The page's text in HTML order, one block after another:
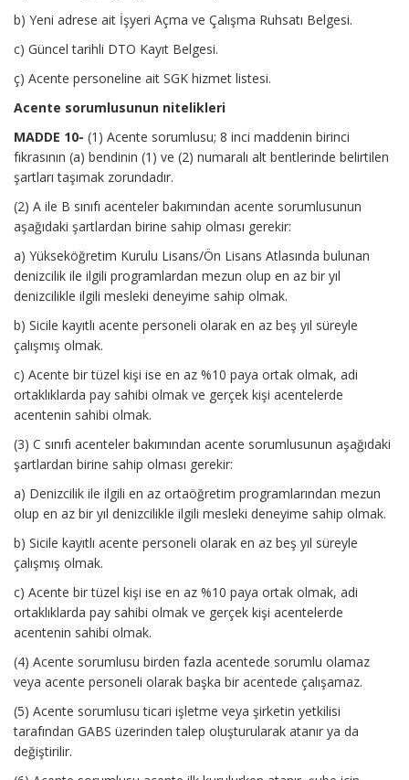
b) Yeni adrese ait İşyeri Açma ve Çalışma Ruhsatı Belgesi.
c) Güncel tarihli DTO Kayıt Belgesi.
ç) Acente personeline ait SGK hizmet listesi.
Acente sorumlusunun nitelikleri
MADDE 10- (1) Acente sorumlusu; 8 inci maddenin birinci
fıkrasının (a) bendinin (1) ve (2) numaralı alt bentlerinde belirtilen
şartları taşımak zorundadır.
(2) A ile B sınıfı acenteler bakımından acente sorumlusunun
aşağıdaki şartlardan birine sahip olması gerekir:
a) Yükseköğretim Kurulu Lisans/Ön Lisans Atlasında bulunan
denizcilik ile ilgili programlardan mezun olup en az bir yıl
denizcilikle ilgili mesleki deneyime sahip olmak.
b) Sicile kayıtlı acente personeli olarak en az beş yıl süreyle
çalışmış olmak.
c) Acente bir tüzel kişi ise en az %10 paya ortak olmak, adi
ortaklıklarda pay sahibi olmak ve gerçek kişi acentelerde
acentenin sahibi olmak.
(3) C sınıfı acenteler bakımından acente sorumlusunun aşağıdaki
şartlardan birine sahip olması gerekir:
a) Denizcilik ile ilgili en az ortaöğretim programlarından mezun
olup en az bir yıl denizcilikle ilgili mesleki deneyime sahip olmak.
b) Sicile kayıtlı acente personeli olarak en az beş yıl süreyle
çalışmış olmak.
c) Acente bir tüzel kişi ise en az %10 paya ortak olmak, adi
ortaklıklarda pay sahibi olmak ve gerçek kişi acentelerde
acentenin sahibi olmak.
(4) Acente sorumlusu birden fazla acentede sorumlu olamaz
veya acente personeli olarak başka bir acentede çalışamaz.
(5) Acente sorumlusu ticari işletme veya şirketin yetkilisi
tarafından GABS üzerinden talep oluşturularak atanır ya da
değiştirilir.